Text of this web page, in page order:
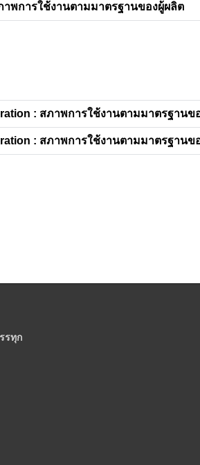
าพการใช้งานตามมาตรฐานของผู้ผลิต
: สภาพการใช้งานตามมาตรฐานข
: สภาพการใช้งานตามมาตรฐานข
รทุก